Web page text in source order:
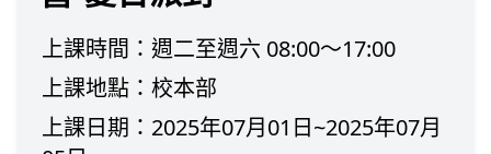
上課時間：週二至週六 08:00～17:00
上課地點：校本部
上課日期：2025年07月01日~2025年07月